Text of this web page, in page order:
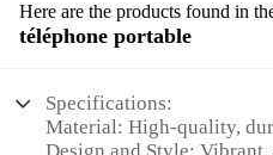
Here are the products found in
téléphone portable
Specifications:
Material: High-quality,